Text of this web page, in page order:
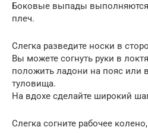
Боковые выпады выполняются
плеч.
Слегка разведите носки в
Вы можете согнуть руки в
положить ладони на пояс или
туловища.
На вдохе сделайте широкий
Слегка согните рабочее